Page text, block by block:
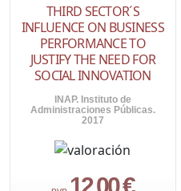
THIRD SECTOR´S
INFLUENCE ON BUSINESS
PERFORMANCE TO
JUSTIFY THE NEED FOR
SOCIAL INNOVATION
INAP. Instituto de
Administraciones Públicas.
2017
12,00 €